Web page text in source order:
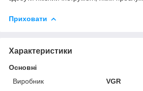
Приховати
Характеристики
Основні
Виробник
VGR